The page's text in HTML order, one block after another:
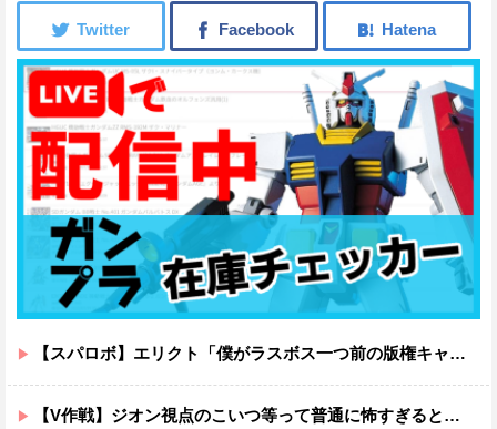
【スパロボ】エリクト「僕がラスボス一つ前の版権キャラ最後の敵ってちょっと荷が重すぎない？」
【V作戦】ジオン視点のこいつ等って普通に怖すぎると思う…